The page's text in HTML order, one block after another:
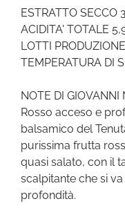
ESTRATTO SECCO
ACIDITA' TOTALE
LOTTI
TEMPERATURA DI
NOTE DI GIOVANNI
Rosso acceso e
balsamico del
purissima frutta
quasi salato, con il
scalpitante che si
profondità.